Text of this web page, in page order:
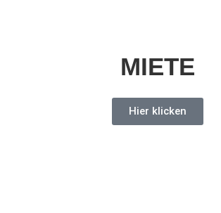
MIETE
Hier klicken